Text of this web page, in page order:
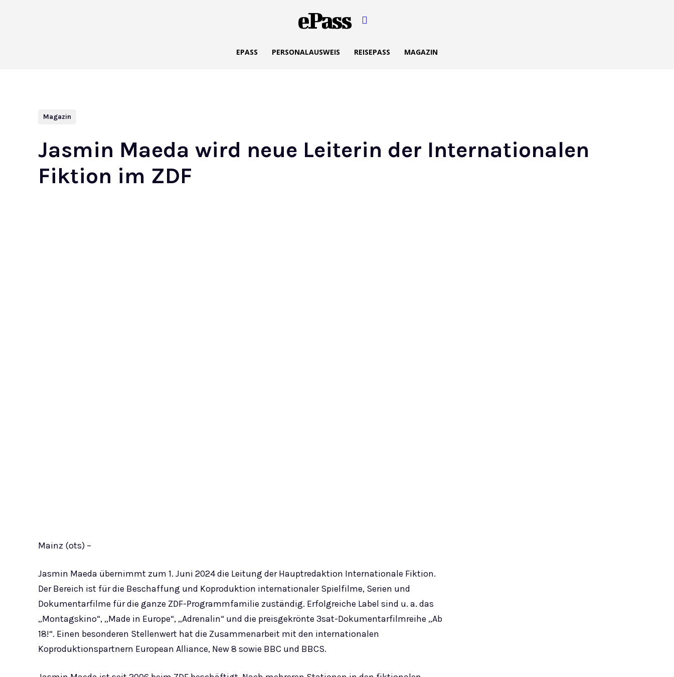
ePass
EPASS PERSONALAUSWEIS REISEPASS MAGAZIN
Magazin
Jasmin Maeda wird neue Leiterin der Internationalen
Fiktion im ZDF
Mainz (ots) –
Jasmin Maeda übernimmt zum 1. Juni 2024 die Leitung der Hauptredaktion Internationale Fiktion.
Der Bereich ist für die Beschaffung und Koproduktion internationaler Spielfilme, Serien und
Dokumentarfilme für die ganze ZDF-Programmfamilie zuständig. Erfolgreiche Label sind u. a. das
„Montagskino“, „Made in Europe“, „Adrenalin“ und die preisgekrönte 3sat-Dokumentarfilmreihe „Ab
18!“. Einen besonderen Stellenwert hat die Zusammenarbeit mit den internationalen
Koproduktionspartnern European Alliance, New 8 sowie BBC und BBCS.